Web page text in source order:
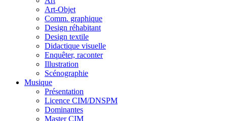
Art-Objet
Comm. graphique
Design réhabitant
Design textile
Didactique visuelle
Enquêter, raconter
Illustration
Scénographie
Musique
Présentation
Licence CIM/DNSPM
Dominantes
Master CIM